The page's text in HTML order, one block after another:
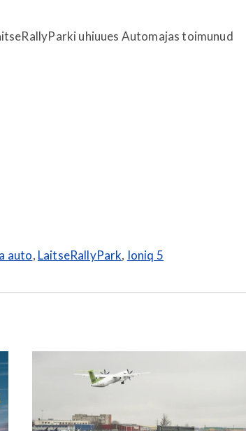
uhiuues Automajas toimunud
auto, LaitseRallyPark, Ioniq 5